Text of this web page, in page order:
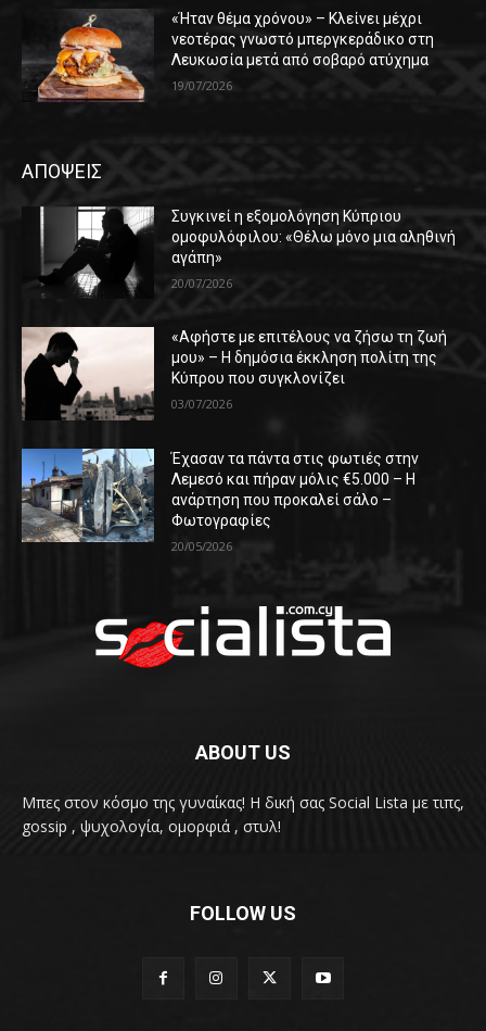
«Ήταν θέμα χρόνου» – Κλείνει μέχρι
νεοτέρας γνωστό μπεργκεράδικο στη
Λευκωσία μετά από σοβαρό ατύχημα
19/07/2026
ΑΠΟΨΕΙΣ
Συγκινεί η εξομολόγηση Κύπριου
ομοφυλόφιλου: «Θέλω μόνο μια αληθινή
αγάπη»
20/07/2026
«Αφήστε με επιτέλους να ζήσω τη ζωή
μου» – Η δημόσια έκκληση πολίτη της
Κύπρου που συγκλονίζει
03/07/2026
Έχασαν τα πάντα στις φωτιές στην
Λεμεσό και πήραν μόλις €5.000 – Η
ανάρτηση που προκαλεί σάλο –
Φωτογραφίες
20/05/2026
ABOUT US
Μπες στον κόσμο της γυναίκας! H δική σας Social Lista με τιπς,
gossip , ψυχολογία, ομορφιά , στυλ!
FOLLOW US